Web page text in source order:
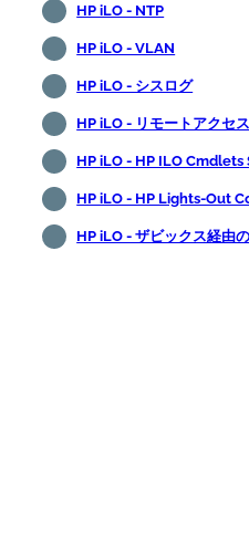
HP iLO - NTP
HP iLO - VLAN
HP iLO - シスログ
HP iLO - リモートアクセ
HP iLO - HP ILO
HP iLO - HP Lights-Out
HP iLO - ザビックス経由